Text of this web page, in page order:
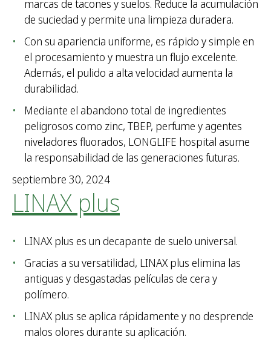
marcas de tacones y suelos. Reduce la acumulación
de suciedad y permite una limpieza duradera.
Con su apariencia uniforme, es rápido y simple en
el procesamiento y muestra un flujo excelente.
Además, el pulido a alta velocidad aumenta la
durabilidad.
Mediante el abandono total de ingredientes
peligrosos como zinc, TBEP, perfume y agentes
niveladores fluorados, LONGLIFE hospital asume
la responsabilidad de las generaciones futuras.
septiembre 30, 2024
LINAX plus
LINAX plus es un decapante de suelo universal.
Gracias a su versatilidad, LINAX plus elimina las
antiguas y desgastadas películas de cera y
polímero.
LINAX plus se aplica rápidamente y no desprende
malos olores durante su aplicación.